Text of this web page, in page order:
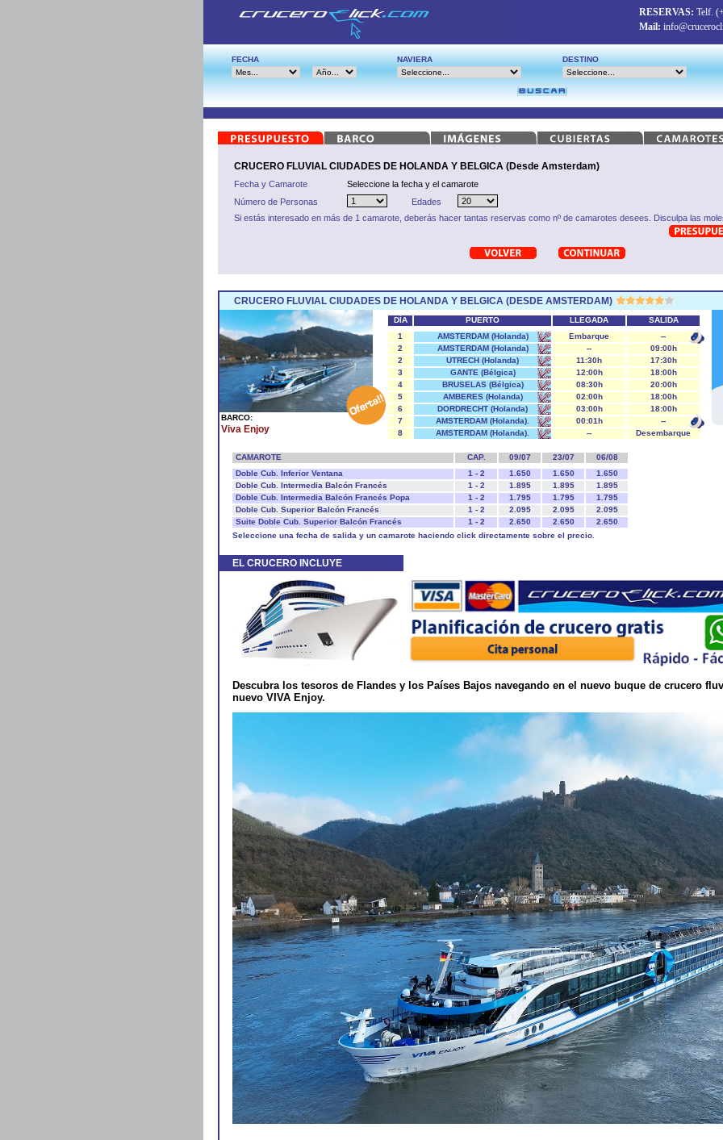
RESERVAS: Telf.
Mail:
FECHA NAVIERA DESTINO
CRUCERO FLUVIAL CIUDADES DE HOLANDA Y BELGICA (Desde Amsterdam)
Fecha y Camarote
Seleccione la fecha y el camarote
Número de Personas
Edades
Si estás interesado en más de 1 camarote, deberás hacer tantas reservas como nº de camarotes desees. Disculpa las
CRUCERO FLUVIAL CIUDADES DE HOLANDA Y BELGICA (DESDE AMSTERDAM)
BARCO:
Viva Enjoy
DÍA PUERTO LLEGADA
SALIDA
1
AMSTERDAM (Holanda) Embarque
--
2
AMSTERDAM (Holanda) --
09:00h
2
UTRECH (Holanda) 11:30h
17:30h
3
GANTE (Bélgica) 12:00h
18:00h
4
BRUSELAS (Bélgica) 08:30h
20:00h
5
AMBERES (Holanda) 02:00h
18:00h
6
DORDRECHT (Holanda) 03:00h
18:00h
7
AMSTERDAM (Holanda). 00:01h
--
8
AMSTERDAM (Holanda). -- Desembarque
CAMAROTE CAP. 09/07 23/07
06/08
Doble Cub. Inferior Ventana
1 - 2 1.650 1.650
1.650
Doble Cub. Intermedia Balcón Francés
1 - 2 1.895 1.895
1.895
Doble Cub. Intermedia Balcón Francés Popa
1 - 2 1.795 1.795
1.795
Doble Cub. Superior Balcón Francés
1 - 2 2.095 2.095
2.095
Suite Doble Cub. Superior Balcón Francés
1 - 2 2.650 2.650
2.650
Seleccione una fecha de salida y un camarote haciendo click directamente sobre el precio.
EL CRUCERO INCLUYE
Descubra los tesoros de Flandes y los Países Bajos navegando en el nuevo buque de crucero
nuevo VIVA Enjoy.